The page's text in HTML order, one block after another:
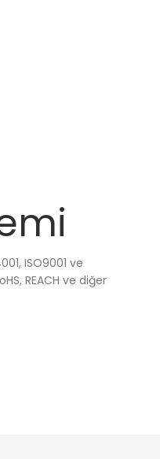
ISO9001 ve
REACH ve diğer